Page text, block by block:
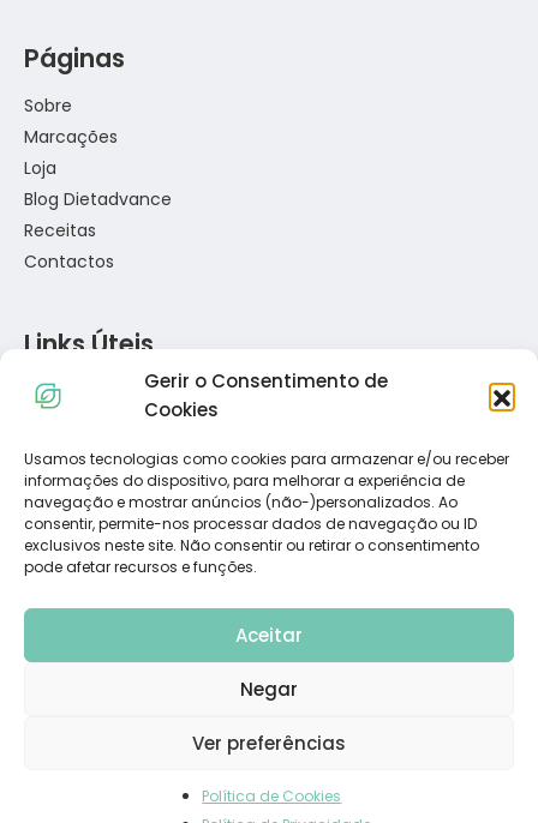
Gerir o Consentimento de
Cookies
Usamos tecnologias como cookies para armazenar e/ou receber
informações do dispositivo, para melhorar a experiência de
navegação e mostrar anúncios (não-)personalizados. Ao
consentir, permite-nos processar dados de navegação ou ID
exclusivos neste site. Não consentir ou retirar o consentimento
pode afetar recursos e funções.
Aceitar
Negar
Ver preferências
Política de Cookies
Páginas
Sobre
Marcações
Loja
Blog Dietadvance
Receitas
Contactos
Links Úteis
Política de Privacidade
Política de Cookies
Termos e Condições
Resolução de Conflitos de Consumo
Livro de Reclamações
Subscreva a Nossa Newsletter